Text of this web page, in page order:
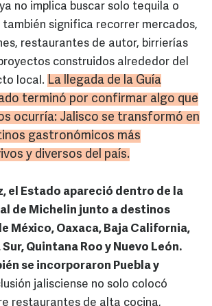
no implica buscar solo tequila o
también significa recorrer mercados,
restaurantes de autor, birrierías
construidos alrededor del
local. La llegada de la Guía
terminó por confirmar algo que
ocurría: Jalisco se transformó en
gastronómicos más
y diversos del país.
el Estado apareció dentro de la
de Michelin junto a destinos
México, Oaxaca, Baja California,
Quintana Roo y Nuevo León.
se incorporaron Puebla y
jalisciense no solo colocó
restaurantes de alta cocina,